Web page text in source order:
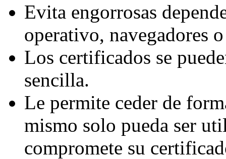
Evita engorrosas
operativo, navegadores
Los certificados se
sencilla.
Le permite ceder de
mismo solo pueda ser
compromete su